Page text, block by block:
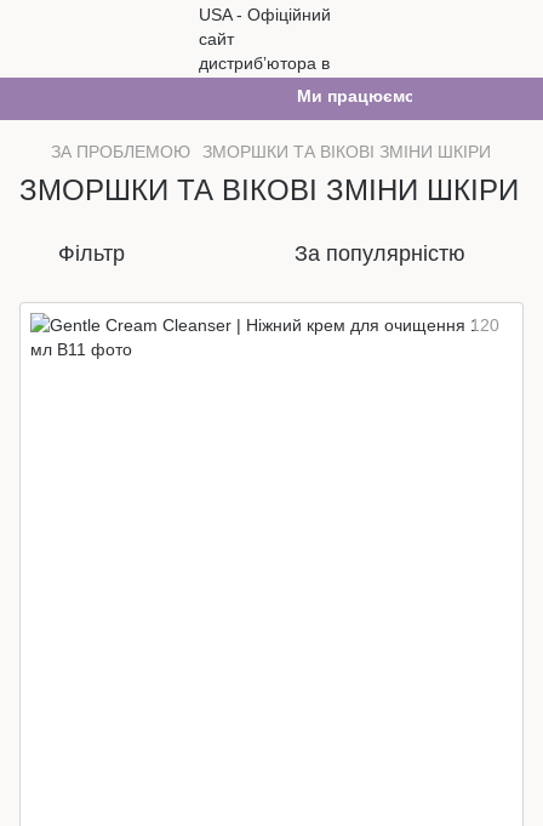
Ми працюємо. Все буде Україна!
ЗА ПРОБЛЕМОЮ ЗМОРШКИ ТА ВІКОВІ ЗМІНИ ШКІРИ
ЗМОРШКИ ТА ВІКОВІ ЗМІНИ ШКІРИ
Фільтр За популярністю